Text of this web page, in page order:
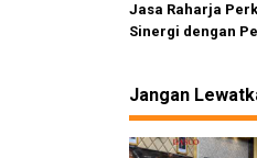
Jasa Raharja
Sinergi dengan
Jangan